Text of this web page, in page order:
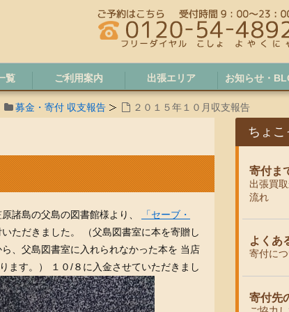
覧 ご利用案内 出張エリア お知らせ・
募金・寄付 収支報告 ２０１５年１０月収支報告
諸島の父島の図書館様より、
「セーブ・
ただきました。 （父島図書室に本を寄贈し
、父島図書室に入れられなかった本を 当店
ます。） １０/８に入金させていただきまし
ちょこ
寄付ま
出張買
流れ
よくあ
寄付に
寄付先